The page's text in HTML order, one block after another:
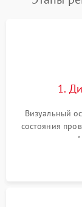
1.
Визуальный
состояния
колодке.
конвекцией,